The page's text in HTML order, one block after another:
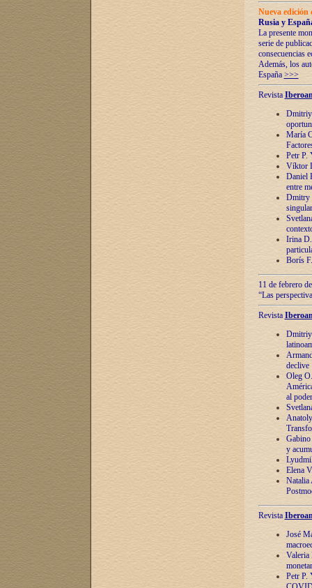
Nueva
Rusia y
La presente
serie de
consecuencias
Además, los
España >>>
Revista
Dmitriy
María
Petr P.
Víktor
Daniel
entre
Dmitry
Irina
Borís
11 de febrero
“Las
Revista
Dmitriy
declive
Oleg
al poder
y
Elena
Natalia
Revista
José
Valeria
Petr P.